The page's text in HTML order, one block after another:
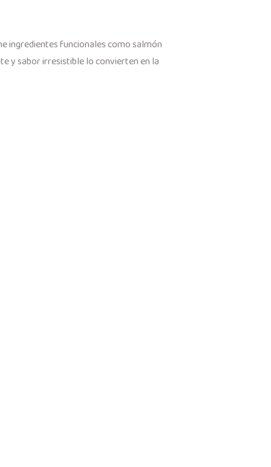
ingredientes funcionales como salmón
y sabor irresistible lo convierten en la